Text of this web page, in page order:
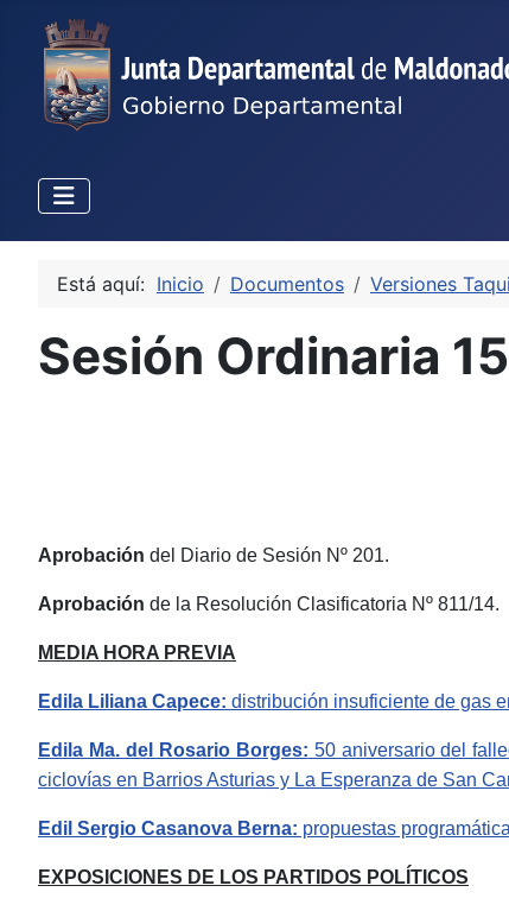
Está aquí: Inicio Documentos Versiones
Sesión Ordinaria
Aprobación del Diario de Sesión Nº 201.
Aprobación de la Resolución Clasificatoria Nº 811/14.
MEDIA HORA PREVIA
Edila Liliana Capece: distribución insuficiente de gas
Edila Ma. del Rosario Borges: 50 aniversario del
ciclovías en Barrios Asturias y La Esperanza de San
Edil Sergio Casanova Berna: propuestas
EXPOSICIONES DE LOS PARTIDOS POLÍTICOS